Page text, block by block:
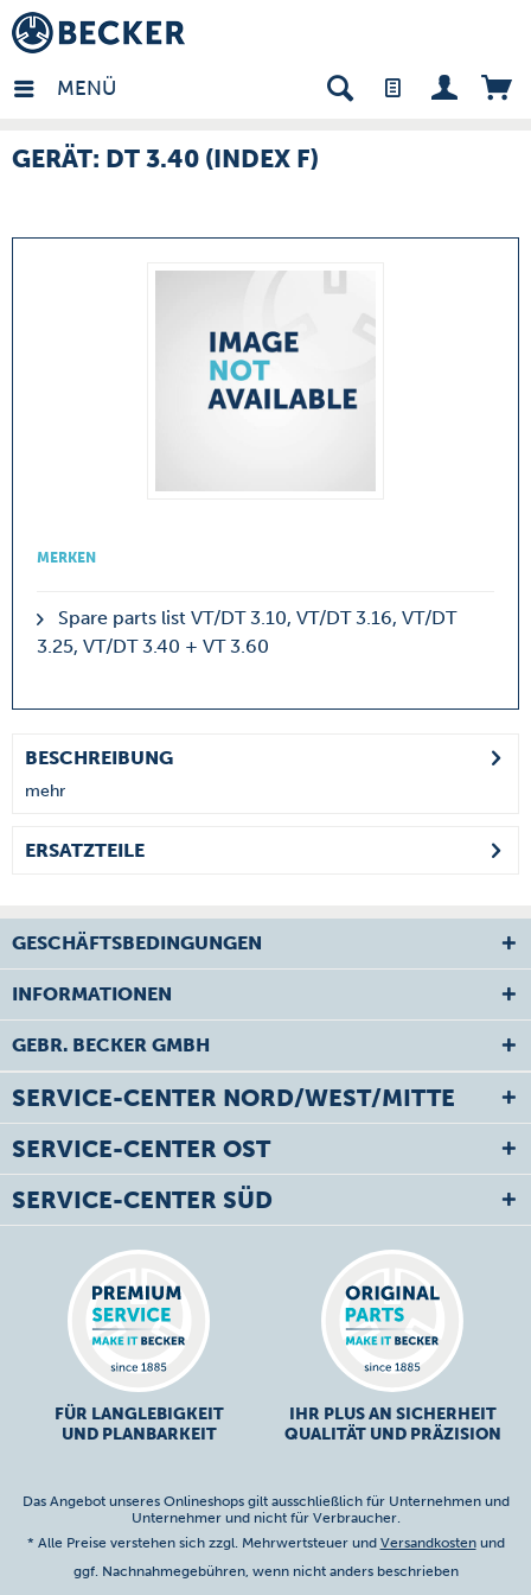
MENÜ
- DE
GERÄT: DT 3.40 (INDEX F)
MERKEN
Spare parts list VT/DT 3.10, VT/DT 3.16, VT/DT
3.25, VT/DT 3.40 + VT 3.60
BESCHREIBUNG
mehr
ERSATZTEILE
GESCHÄFTSBEDINGUNGEN
INFORMATIONEN
GEBR. BECKER GMBH
SERVICE-CENTER NORD/WEST/MITTE
SERVICE-CENTER OST
SERVICE-CENTER SÜD
FÜR LANGLEBIGKEIT
UND PLANBARKEIT
IHR PLUS AN SICHERHEIT
QUALITÄT UND PRÄZISION
Das Angebot unseres Onlineshops gilt ausschließlich für Unternehmen und
Unternehmer und nicht für Verbraucher.
* Alle Preise verstehen sich zzgl. Mehrwertsteuer und Versandkostenund
ggf. Nachnahmegebühren, wenn nicht anders beschrieben